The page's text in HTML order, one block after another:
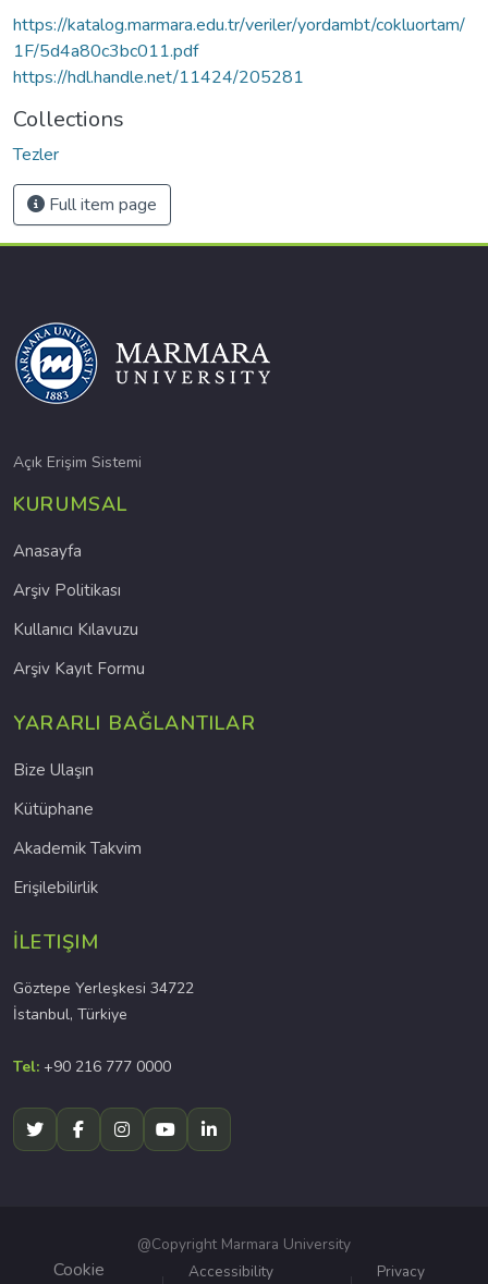
https://katalog.marmara.edu.tr/veriler/yordambt/cokluortam/
1F/5d4a80c3bc011.pdf
https://hdl.handle.net/11424/205281
Collections
Tezler
Full item page
Açık Erişim Sistemi
KURUMSAL
Anasayfa
Arşiv Politikası
Kullanıcı Kılavuzu
Arşiv Kayıt Formu
YARARLI BAĞLANTILAR
Bize Ulaşın
Kütüphane
Akademik Takvim
Erişilebilirlik
İLETIŞIM
Göztepe Yerleşkesi 34722
İstanbul, Türkiye
Tel: +90 216 777 0000
@Copyright Marmara University
Cookie
Accessibility
Privacy